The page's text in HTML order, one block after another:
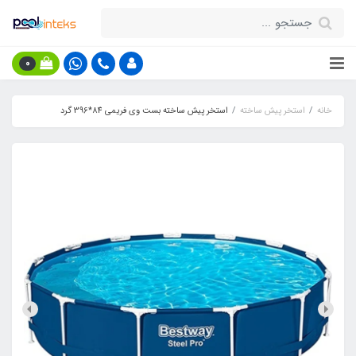
0
خانه استخر پیش ساخته استخر پیش ساخته بست وی فریمی 84*396 گرد